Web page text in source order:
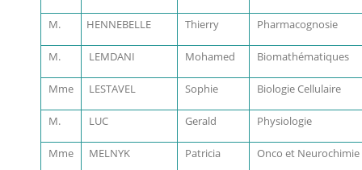
M. HENNEBELLE Thierry Pharmacognosie
M. LEMDANI Mohamed Biomathématiques
Mme LESTAVEL Sophie Biologie Cellulaire
M. LUC Gerald Physiologie
Mme MELNYK Patricia Onco et Neurochimie